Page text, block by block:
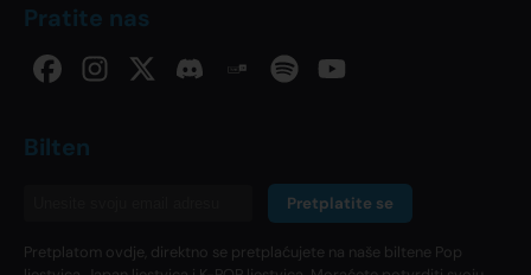
Pratite nas
Bilten
Pretplatite se
Pretplatom ovdje, direktno se pretplaćujete na naše biltene Pop